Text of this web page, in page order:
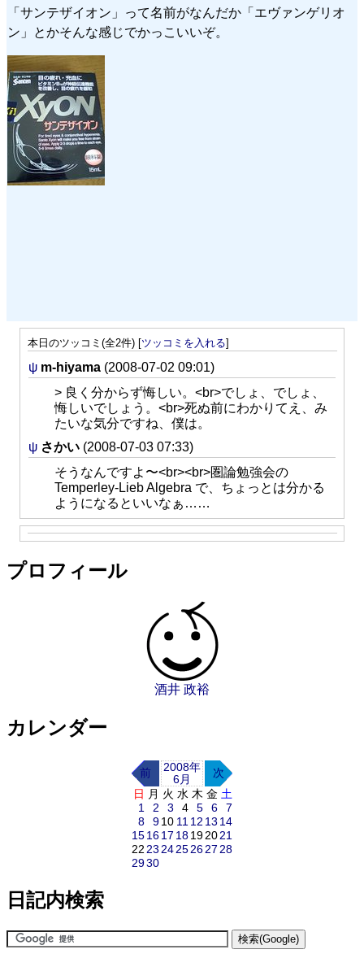
「サンテザイオン」って名前がなんだか「エヴァンゲリオ
ン」とかそんな感じでかっこいいぞ。
本日のツッコミ(全2件) [ツッコミを入れる]
ψ m-hiyama (2008-07-02 09:01)
> 良く分からず悔しい。<br>でしょ、でしょ、
悔しいでしょう。<br>死ぬ前にわかりてえ、み
たいな気分ですね、僕は。
ψ さかい (2008-07-03 07:33)
そうなんですよ〜<br><br>圏論勉強会の
Temperley-Lieb Algebra で、ちょっとは分かる
ようになるといいなぁ……
プロフィール
酒井 政裕
カレンダー
前
2008年
6月
次
日 月 火 水 木 金 土
1
2 3 4 5 6
7
8
910 11 12 13 14
151617 18192021
22 23 24252627 28
2930
日記内検索